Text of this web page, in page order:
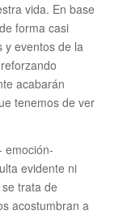
vida. En base
forma casi
y eventos de la
acabarán
tenemos de ver
emoción-
evidente ni
trata de
acostumbran a